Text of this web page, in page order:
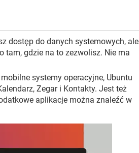
dostęp do danych systemowych, ale
tam, gdzie na to zezwolisz. Nie ma
systemy operacyjne, Ubuntu
Zegar i Kontakty. Jest też
aplikacje można znaleźć w